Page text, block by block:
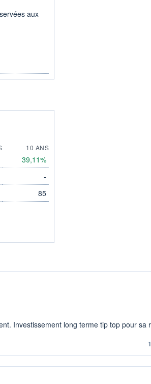
aux
10 ANS
39,11%
-
85
Investissement long terme tip top pour sa